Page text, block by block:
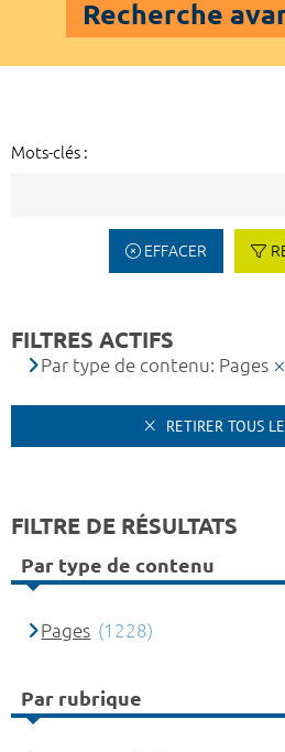
Recherche
Mots-clés :
EFFACER
FILTRES ACTIFS
Par type de contenu: Pages
RETIRER TOUS
FILTRE DE RÉSULTATS
Par type de contenu
Pages (1228)
Par rubrique